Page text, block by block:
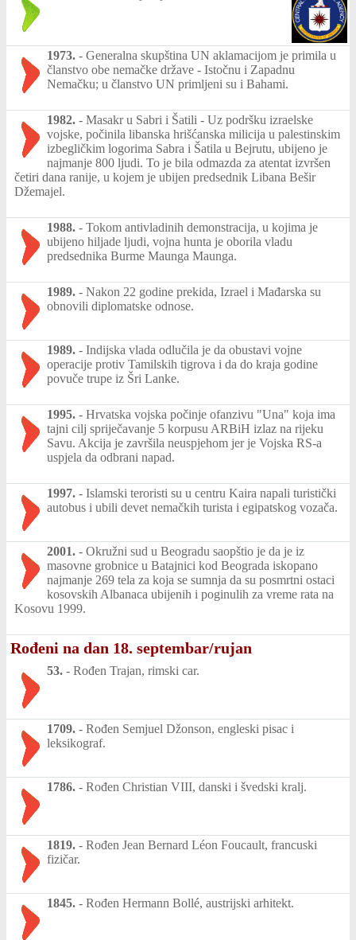
1973. - Generalna skupština UN aklamacijom je primila u
članstvo obe nemačke države - Istočnu i Zapadnu
Nemačku; u članstvo UN primljeni su i Bahami.
1982. - Masakr u Sabri i Šatili - Uz podršku izraelske
vojske, počinila libanska hrišćanska milicija u palestinskim
izbegličkim logorima Sabra i Šatila u Bejrutu, ubijeno je
najmanje 800 ljudi. To je bila odmazda za atentat izvršen
četiri dana ranije, u kojem je ubijen predsednik Libana Bešir
Džemajel.
1988. - Tokom antivladinih demonstracija, u kojima je
ubijeno hiljade ljudi, vojna hunta je oborila vladu
predsednika Burme Maunga Maunga.
1989. - Nakon 22 godine prekida, Izrael i Mađarska su
obnovili diplomatske odnose.
1989. - Indijska vlada odlučila je da obustavi vojne
operacije protiv Tamilskih tigrova i da do kraja godine
povuče trupe iz Šri Lanke.
1995. - Hrvatska vojska počinje ofanzivu "Una" koja ima
tajni cilj spriječavanje 5 korpusu ARBiH izlaz na rijeku
Savu. Akcija je završila neuspjehom jer je Vojska RS-a
uspjela da odbrani napad.
1997. - Islamski teroristi su u centru Kaira napali turistički
autobus i ubili devet nemačkih turista i egipatskog vozača.
2001. - Okružni sud u Beogradu saopštio je da je iz
masovne grobnice u Batajnici kod Beograda iskopano
najmanje 269 tela za koja se sumnja da su posmrtni ostaci
kosovskih Albanaca ubijenih i poginulih za vreme rata na
Kosovu 1999.
Rođeni na dan 18. septembar/rujan
53. - Rođen Trajan, rimski car.
1709. - Rođen Semjuel Džonson, engleski pisac i
leksikograf.
1786. - Rođen Christian VIII, danski i švedski kralj.
1819. - Rođen Jean Bernard Léon Foucault, francuski
fizičar.
1845. - Rođen Hermann Bollé, austrijski arhitekt.